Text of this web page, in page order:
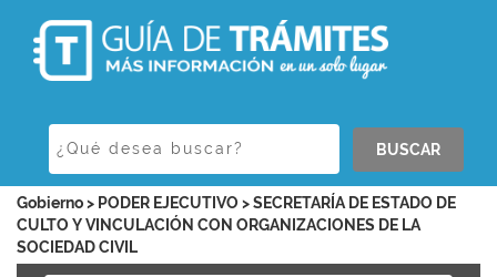
BUSCAR
Gobierno > PODER EJECUTIVO > SECRETARÍA DE ESTADO DE
CULTO Y VINCULACIÓN CON ORGANIZACIONES DE LA
SOCIEDAD CIVIL